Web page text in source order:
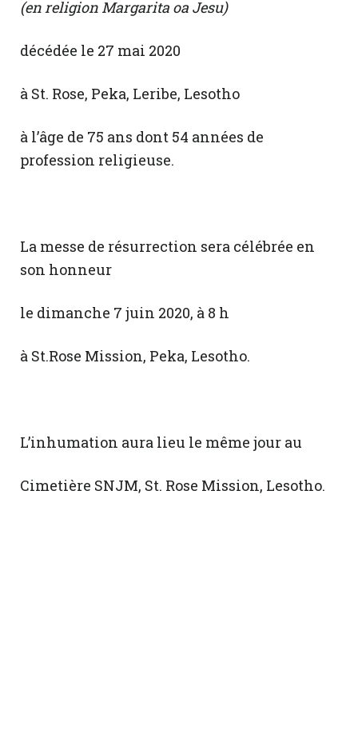
(en religion Margarita oa Jesu)
décédée le 27 mai 2020
à St. Rose, Peka, Leribe, Lesotho
à l’âge de 75 ans dont 54 années de
profession religieuse.
La messe de résurrection sera célébrée en
son honneur
le dimanche 7 juin 2020, à 8 h
à St.Rose Mission, Peka, Lesotho.
L’inhumation aura lieu le même jour au
Cimetière SNJM, St. Rose Mission, Lesotho.